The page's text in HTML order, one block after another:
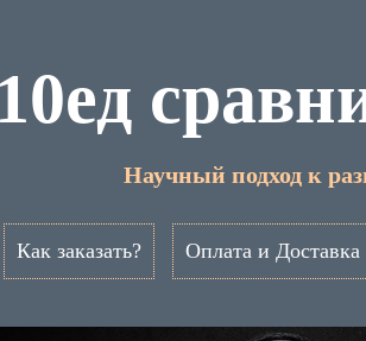
Научный подход к
Как заказать? Оплата и Доставка